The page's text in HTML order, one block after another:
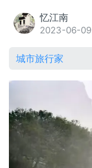
忆江南
2023-06-09
城市旅行家